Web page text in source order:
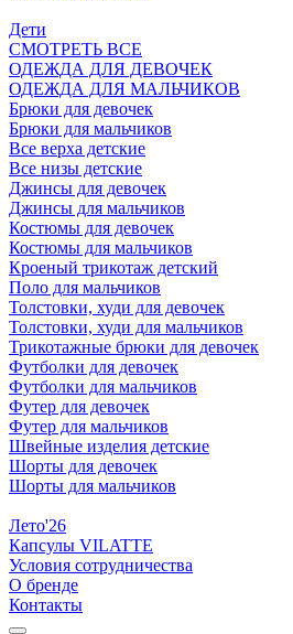
Дети
СМОТРЕТЬ ВСЕ
ОДЕЖДА ДЛЯ ДЕВОЧЕК
ОДЕЖДА ДЛЯ МАЛЬЧИКОВ
Брюки для девочек
Брюки для мальчиков
Все верха детские
Все низы детские
Джинсы для девочек
Джинсы для мальчиков
Костюмы для девочек
Костюмы для мальчиков
Кроеный трикотаж детский
Поло для мальчиков
Толстовки, худи для девочек
Толстовки, худи для мальчиков
Трикотажные брюки для девочек
Футболки для девочек
Футболки для мальчиков
Футер для девочек
Футер для мальчиков
Швейные изделия детские
Шорты для девочек
Шорты для мальчиков
Лето'26
Капсулы VILATTE
Условия сотрудничества
О бренде
Контакты